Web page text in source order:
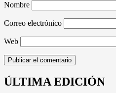
Nombre
Correo electrónico
Web
ÚLTIMA EDICIÓN